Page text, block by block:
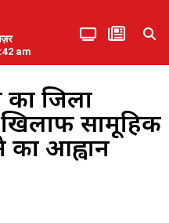
am
का जिला
खिलाफ सामूहिक
आह्वान